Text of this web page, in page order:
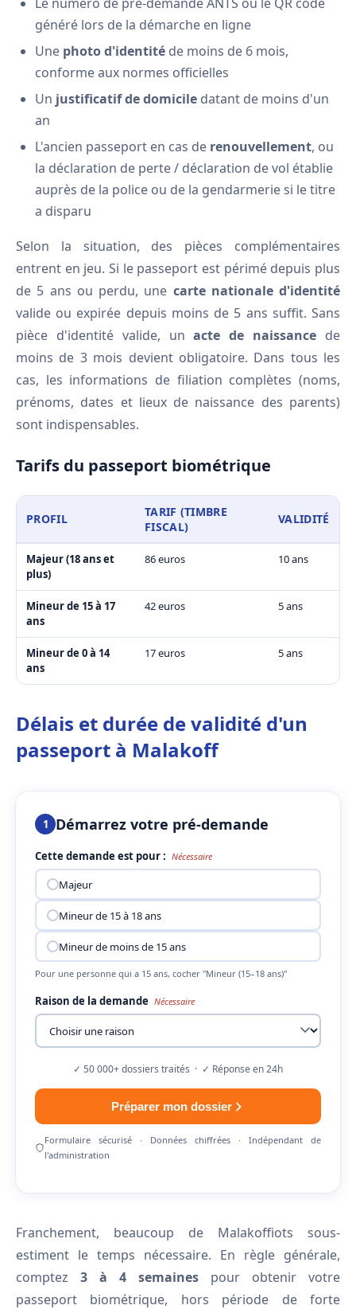
généré lors de la démarche en ligne
Une photo d'identité de moins de 6 mois,
conforme aux normes officielles
Un justificatif de domicile datant de moins d'un
an
L'ancien passeport en cas de renouvellement, ou
la déclaration de perte / déclaration de vol établie
auprès de la police ou de la gendarmerie si le titre
a disparu
Selon la situation, des pièces complémentaires
entrent en jeu. Si le passeport est périmé depuis plus
de 5 ans ou perdu, une carte nationale d'identité
valide ou expirée depuis moins de 5 ans suffit. Sans
pièce d'identité valide, unacte de naissance de
moins de 3 mois devient obligatoire. Dans tous les
cas, les informations de filiation complètes (noms,
prénoms, dates et lieux de naissance des parents)
sont indispensables.
Tarifs du passeport biométrique
PROFIL
TARIF (TIMBRE
FISCAL)
VALIDITÉ
Majeur (18 ans et
plus)
86 euros 10 ans
Mineur de 15 à 17
ans
42 euros 5 ans
Mineur de 0 à 14
ans
17 euros 5 ans
Délais et durée de validité d'un
passeport à Malakoff
1 Démarrez votre pré-demande
Cette demande est pour : Nécessaire
Majeur
Mineur de 15 à 18 ans
Mineur de moins de 15 ans
Pour une personne qui a 15 ans, cocher "Mineur (15–18 ans)"
Raison de la demande Nécessaire
✓ 50 000+ dossiers traités · ✓ Réponse en 24h
Préparer mon dossier
Formulaire sécurisé · Données chiffrées · Indépendant de
l'administration
Franchement, beaucoup de Malakoffiots sous-
estiment le temps nécessaire. En règle générale,
comptez 3 à 4 semaines pour obtenir votre
passeport biométrique, hors période de forte